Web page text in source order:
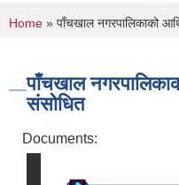
You are here
Home » पाँचखाल नगरपालिकाको
पाँचखाल
संसोधित
Documents: